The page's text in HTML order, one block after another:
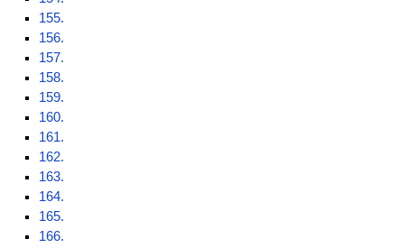
155.
156.
157.
158.
159.
160.
161.
162.
163.
164.
165.
166.